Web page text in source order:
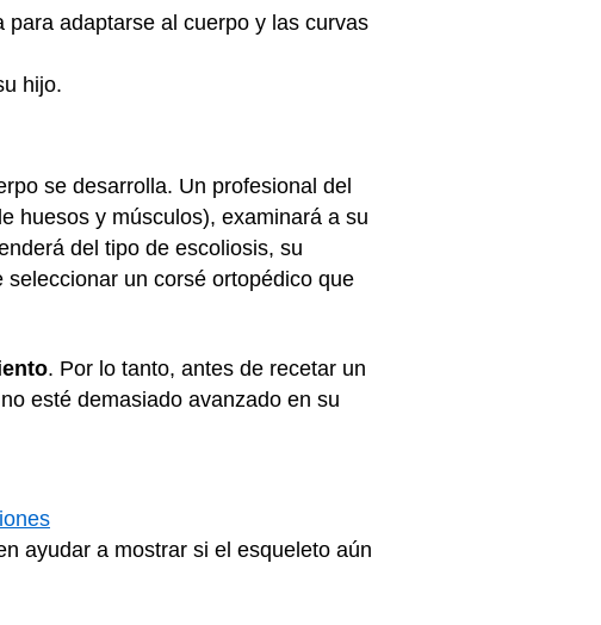
adaptarse al cuerpo y las curvas
hijo.
se desarrolla. Un profesional del
huesos y músculos), examinará a su
del tipo de escoliosis, su
un corsé ortopédico que
. Por lo tanto, antes de recetar un
esté demasiado avanzado en su
ayudar a mostrar si el esqueleto aún